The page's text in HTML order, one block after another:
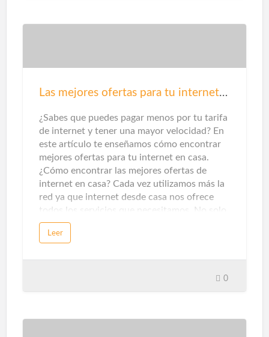
tareas tengan un uso óptimo del gasto
energético.Dentro del ámbito doméstico, los
termostatos inteligentes y los se…
Las mejores ofertas para tu internet en casa
¿Sabes que puedes pagar menos por tu tarifa
de internet y tener una mayor velocidad? En
este artículo te enseñamos cómo encontrar
mejores ofertas para tu internet en casa.
¿Cómo encontrar las mejores ofertas de
internet en casa? Cada vez utilizamos más la
red ya que internet desde casa nos ofrece
todos los servicios que necesitamos. No solo
de entretenimiento, sino que también nos
ofrece servicios de información o formativos
contar con una buena conexión a internet, y
Leer
0